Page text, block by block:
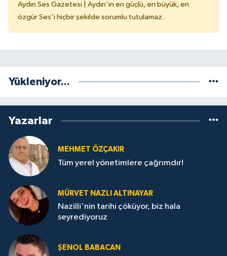
Aydın Ses Gazetesi | Aydın'ın en güçlü, en büyük, en
özgür Ses'i hiçbir şekilde sorumlu tutulamaz.
Yükleniyor...
Yazarlar
MEHMET ÖZÇAKIR
Tüm yerel yönetimlere çağrımdır!
MÜRVET NAZLI ALTINAYAR
Nazilli'nin tarihi çöküyor, biz hala
seyrediyoruz
ŞENOL BABACAN